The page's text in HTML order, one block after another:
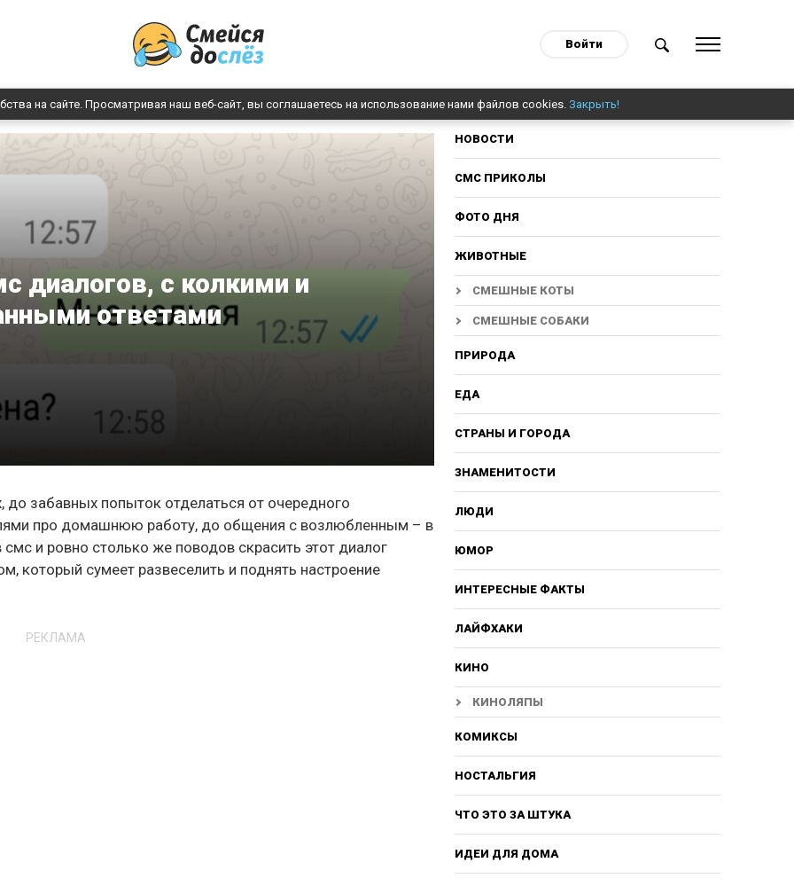
Войти
на сайте. Просматривая наш веб-сайт, вы соглашаетесь на использование нами файлов cookies. Закрыть!
диалогов, с колкими и
ответами
забавных попыток отделаться от очередного
про домашнюю работу, до общения с возлюбленным – в
и ровно столько же поводов скрасить этот диалог
который сумеет развеселить и поднять настроение
РЕКЛАМА
НОВОСТИ
СМС ПРИКОЛЫ
ФОТО ДНЯ
ЖИВОТНЫЕ
СМЕШНЫЕ КОТЫ
СМЕШНЫЕ СОБАКИ
ПРИРОДА
ЕДА
СТРАНЫ И ГОРОДА
ЗНАМЕНИТОСТИ
ЛЮДИ
ЮМОР
ИНТЕРЕСНЫЕ ФАКТЫ
ЛАЙФХАКИ
КИНО
КИНОЛЯПЫ
КОМИКСЫ
НОСТАЛЬГИЯ
ЧТО ЭТО ЗА ШТУКА
ИДЕИ ДЛЯ ДОМА